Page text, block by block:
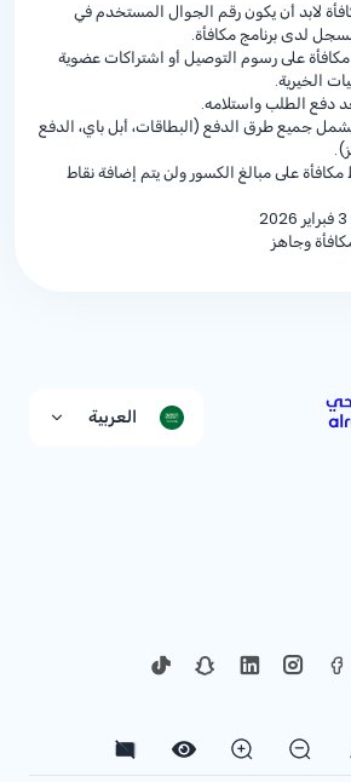
لابد أن يكون رقم الجوال المستخدم في
لدى برنامج مكافأة.
على رسوم التوصيل أو اشتراكات عضوية
الخيرية.
دفع الطلب واستلامه.
جميع طرق الدفع (البطاقات، أبل باي، الدفع
على مبالغ الكسور ولن يتم إضافة نقاط
وجاهز
العربية